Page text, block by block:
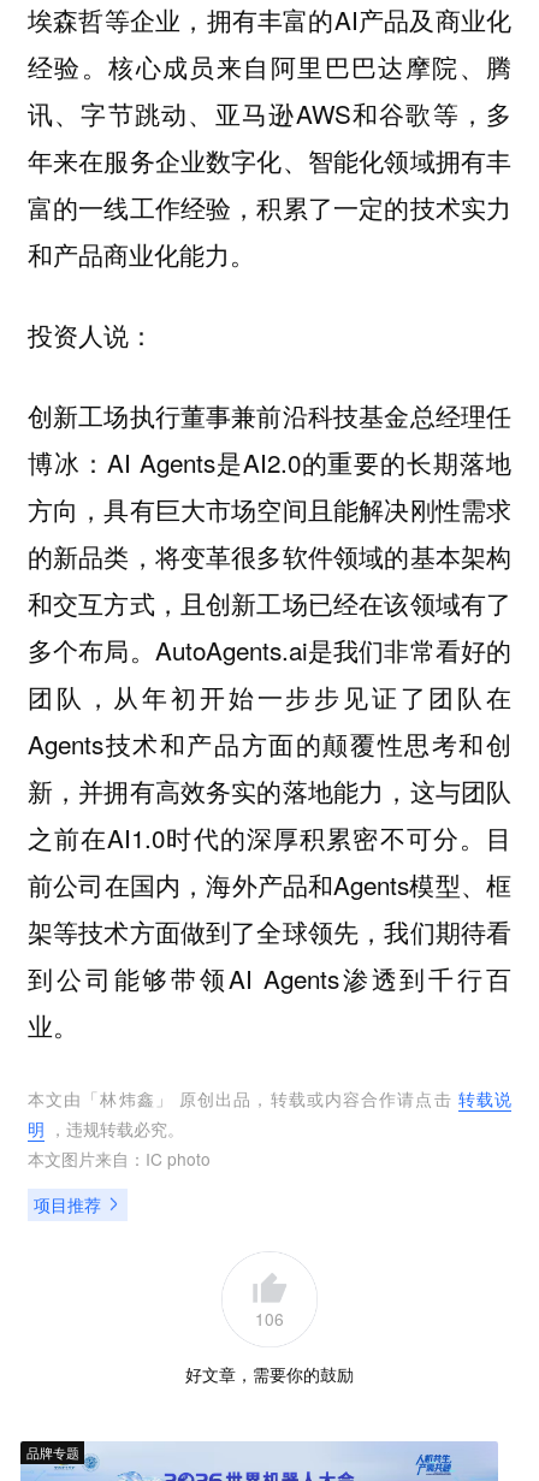
埃森哲等企业，拥有丰富的AI产品及商业化
经验。核心成员来自阿里巴巴达摩院、腾
讯、字节跳动、亚马逊AWS和谷歌等，多
年来在服务企业数字化、智能化领域拥有丰
富的一线工作经验，积累了一定的技术实力
和产品商业化能力。
投资人说：
创新工场执行董事兼前沿科技基金总经理任
博冰：AI Agents是AI2.0的重要的长期落地
方向，具有巨大市场空间且能解决刚性需求
的新品类，将变革很多软件领域的基本架构
和交互方式，且创新工场已经在该领域有了
多个布局。AutoAgents.ai是我们非常看好的
团队，从年初开始一步步见证了团队在
Agents技术和产品方面的颠覆性思考和创
新，并拥有高效务实的落地能力，这与团队
之前在AI1.0时代的深厚积累密不可分。目
前公司在国内，海外产品和Agents模型、框
架等技术方面做到了全球领先，我们期待看
到公司能够带领AI Agents渗透到千行百
业。
本文由「林炜鑫 」 原创出品，转载或内容合作请点击 转载说
明 ，违规转载必究。
本文图片来自： IC photo
项目推荐
106
好文章，需要你的鼓励
品牌专题